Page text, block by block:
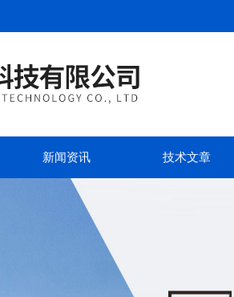
新闻资讯 技术文章